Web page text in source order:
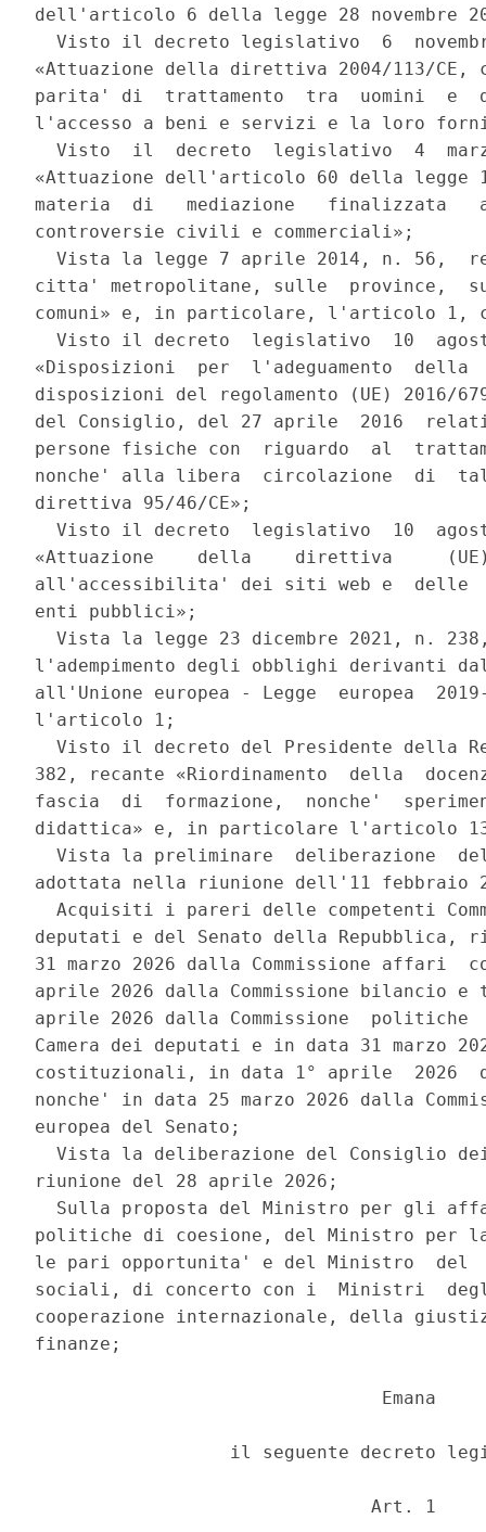
dell'articolo 6 della legge 28 novembre
Visto il decreto legislativo  6
«Attuazione della direttiva 2004/113/
parita' di  trattamento  tra  uomini  e
l'accesso a beni e servizi e la loro
Visto  il  decreto  legislativo  4
«Attuazione dell'articolo 60 della legge
materia  di   mediazione   finalizzata
controversie civili e commerciali»;
Vista la legge 7 aprile 2014, n. 56,
citta' metropolitane, sulle  province,
comuni» e, in particolare, l'articolo 1,
Visto il decreto  legislativo  10
«Disposizioni  per  l'adeguamento
disposizioni del regolamento (UE) 2016/
del Consiglio, del 27 aprile  2016
persone fisiche con  riguardo  al
nonche' alla libera  circolazione  di
direttiva 95/46/CE»;
Visto il decreto  legislativo  10
«Attuazione    della    direttiva
all'accessibilita' dei siti web e  delle
enti pubblici»;
Vista la legge 23 dicembre 2021, n.
l'adempimento degli obblighi derivanti
all'Unione europea - Legge  europea
l'articolo 1;
Visto il decreto del Presidente della
382, recante «Riordinamento  della
fascia  di  formazione,  nonche'
didattica» e, in particolare l'articolo
Vista la preliminare  deliberazione
adottata nella riunione dell'11 febbraio
Acquisiti i pareri delle competenti
deputati e del Senato della Repubblica,
31 marzo 2026 dalla Commissione
aprile 2026 dalla Commissione bilancio
aprile 2026 dalla Commissione
Camera dei deputati e in data 31 marzo
costituzionali, in data 1° aprile  2026
nonche' in data 25 marzo 2026 dalla
europea del Senato;
Vista la deliberazione del Consiglio
riunione del 28 aprile 2026;
Sulla proposta del Ministro per gli
politiche di coesione, del Ministro
le pari opportunita' e del Ministro
sociali, di concerto con i  Ministri
cooperazione internazionale, della
finanze;
                                Emana
il seguente decreto
                               Art. 1